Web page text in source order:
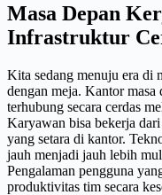
Masa Depan
Infrastruktur
Kita sedang menuju era di
dengan meja. Kantor masa
terhubung secara cerdas
Karyawan bisa bekerja dari
yang setara di kantor.
jauh menjadi jauh lebih
Pengalaman pengguna
produktivitas tim secara